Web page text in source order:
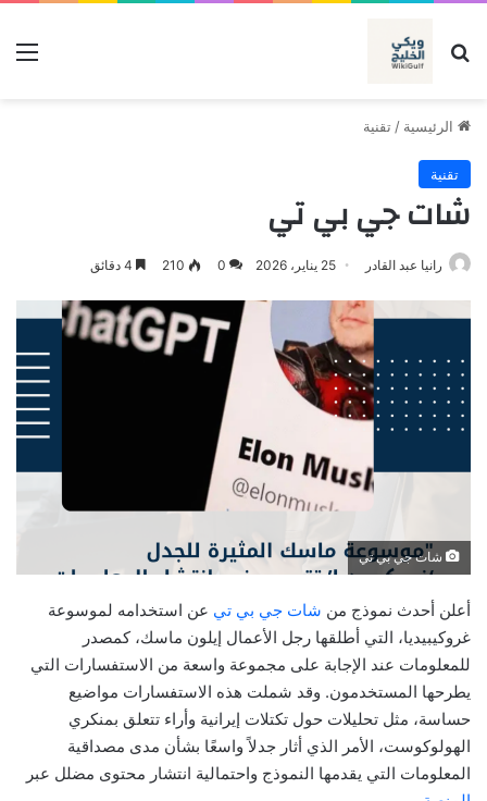
بحث عن
الرئيسية / تقنية
تقنية
شات جي بي تي
رانيا عبد القادر 25 يناير، 2026 0
210
شات جي بي تي
أعلن أحدث نموذج من شات جي بي تي عن استخدامه لموسوعة
غروكيبيديا، التي أطلقها رجل الأعمال إيلون ماسك، كمصدر
للمعلومات عند الإجابة على مجموعة واسعة من الاستفسارات التي
يطرحها المستخدمون. وقد شملت هذه الاستفسارات مواضيع
حساسة، مثل تحليلات حول تكتلات إيرانية وأراء تتعلق بمنكري
الهولوكوست، الأمر الذي أثار جدلاً واسعًا بشأن مدى مصداقية
المعلومات التي يقدمها النموذج واحتمالية انتشار محتوى مضلل عبر